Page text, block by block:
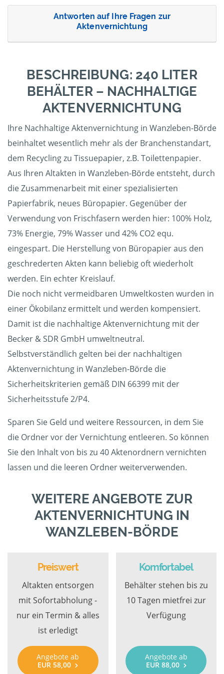
Antworten auf Ihre Fragen zur
Aktenvernichtung
BESCHREIBUNG: 240 LITER
BEHÄLTER – NACHHALTIGE
AKTENVERNICHTUNG
Ihre Nachhaltige Aktenvernichtung in Wanzleben-Börde
beinhaltet wesentlich mehr als der Branchenstandart,
dem Recycling zu Tissuepapier, z.B. Toilettenpapier.
Aus Ihren Altakten in Wanzleben-Börde entsteht, durch
die Zusammenarbeit mit einer spezialisierten
Papierfabrik, neues Büropapier. Gegenüber der
Verwendung von Frischfasern werden hier: 100% Holz,
73% Energie, 79% Wasser und 42% CO2 equ.
eingespart. Die Herstellung von Büropapier aus den
geschrederten Akten kann beliebig oft wiederholt
werden. Ein echter Kreislauf.
Die noch nicht vermeidbaren Umweltkosten wurden in
einer Ökobilanz ermittelt und werden kompensiert.
Damit ist die nachhaltige Aktenvernichtung mit der
Becker & SDR GmbH umweltneutral.
Selbstverständlich gelten bei der nachhaltigen
Aktenvernichtung in Wanzleben-Börde die
Sicherheitskriterien gemäß DIN 66399 mit der
Sicherheitsstufe 2/P4.
Sparen Sie Geld und weitere Ressourcen, in dem Sie
die Ordner vor der Vernichtung entleeren. So können
Sie den Inhalt von bis zu 40 Aktenordnern vernichten
lassen und die leeren Ordner weiterverwenden.
WEITERE ANGEBOTE ZUR
AKTENVERNICHTUNG IN
WANZLEBEN-BÖRDE
Preiswert
Altakten entsorgen
mit Sofortabholung -
nur ein Termin & alles
ist erledigt
Angebote ab
EUR 58,00
Komfortabel
Behälter stehen bis zu
10 Tagen mietfrei zur
Verfügung
Angebote ab
EUR 88,00